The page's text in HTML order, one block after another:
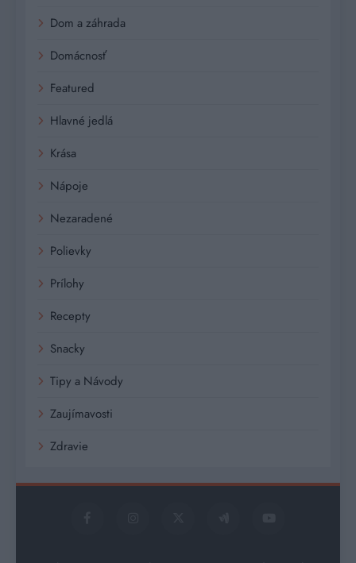
Dom a záhrada
Domácnosť
Featured
Hlavné jedlá
Krása
Nápoje
Nezaradené
Polievky
Prílohy
Recepty
Snacky
Tipy a Návody
Zaujímavosti
Zdravie